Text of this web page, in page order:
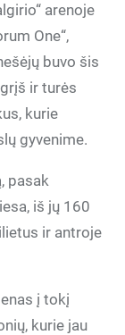
arenoje
One“,
buvo šis
ir turės
kurie
gyvenime.
pasak
iš jų 160
ir antroje
į tokį
kurie jau